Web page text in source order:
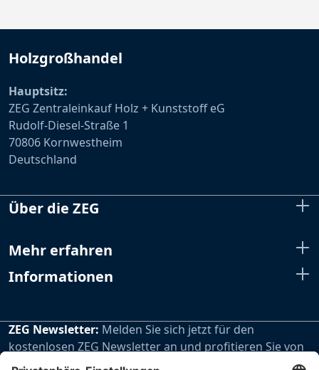
Holzgroßhandel
Hauptsitz:
ZEG Zentraleinkauf Holz + Kunststoff eG
Rudolf-Diesel-Straße 1
70806 Kornwestheim
Deutschland
Über die ZEG
Mehr erfahren
Informationen
ZEG Newsletter: Melden Sie sich jetzt für den
kostenlosen ZEG Newsletter an und profitieren Sie von
den extra Vorteilen unseres regelmäßig erscheinenden